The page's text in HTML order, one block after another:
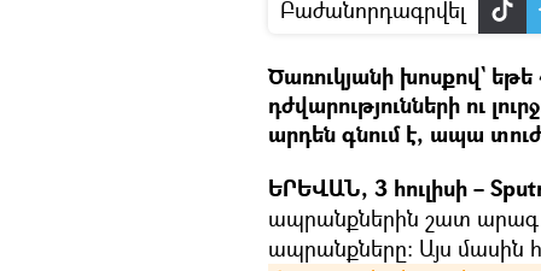
Բաժանորդագրվել
Ծառուկյանի խոսքով`
դժվարությունների ու
արդեն գնում է, ապա
ԵՐԵՎԱՆ, 3 հուլիսի –
ապրանքներին շատ
ապրանքները։ Այս